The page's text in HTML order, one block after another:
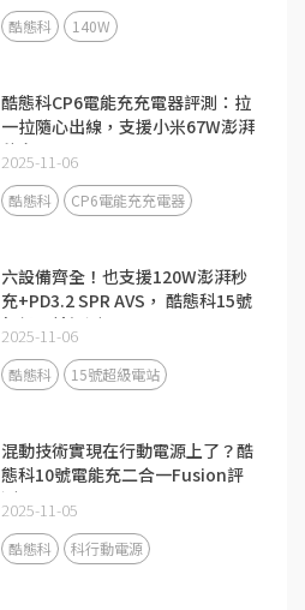
酷態科 140W
酷態科CP6電能充充電器評測：拉
一拉隨心出線，支援小米67W澎湃
秒充！
2025-11-06
酷態科 CP6電能充充電器
六設備齊全！也支援120W澎湃秒
充+PD3.2 SPR AVS， 酷態科15號
超級電站評測
2025-11-06
酷態科 15號超級電站
混動技術實現在行動電源上了？酷
態科10號電能充二合一Fusion評
測
2025-11-05
酷態科 科行動電源